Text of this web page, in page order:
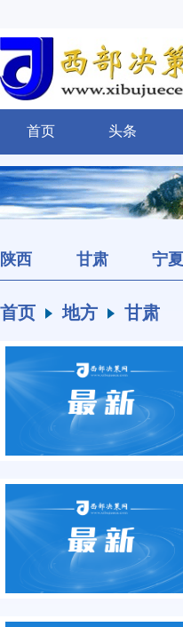
首页 头条
陕西 甘肃 宁夏
首页 地方 甘肃